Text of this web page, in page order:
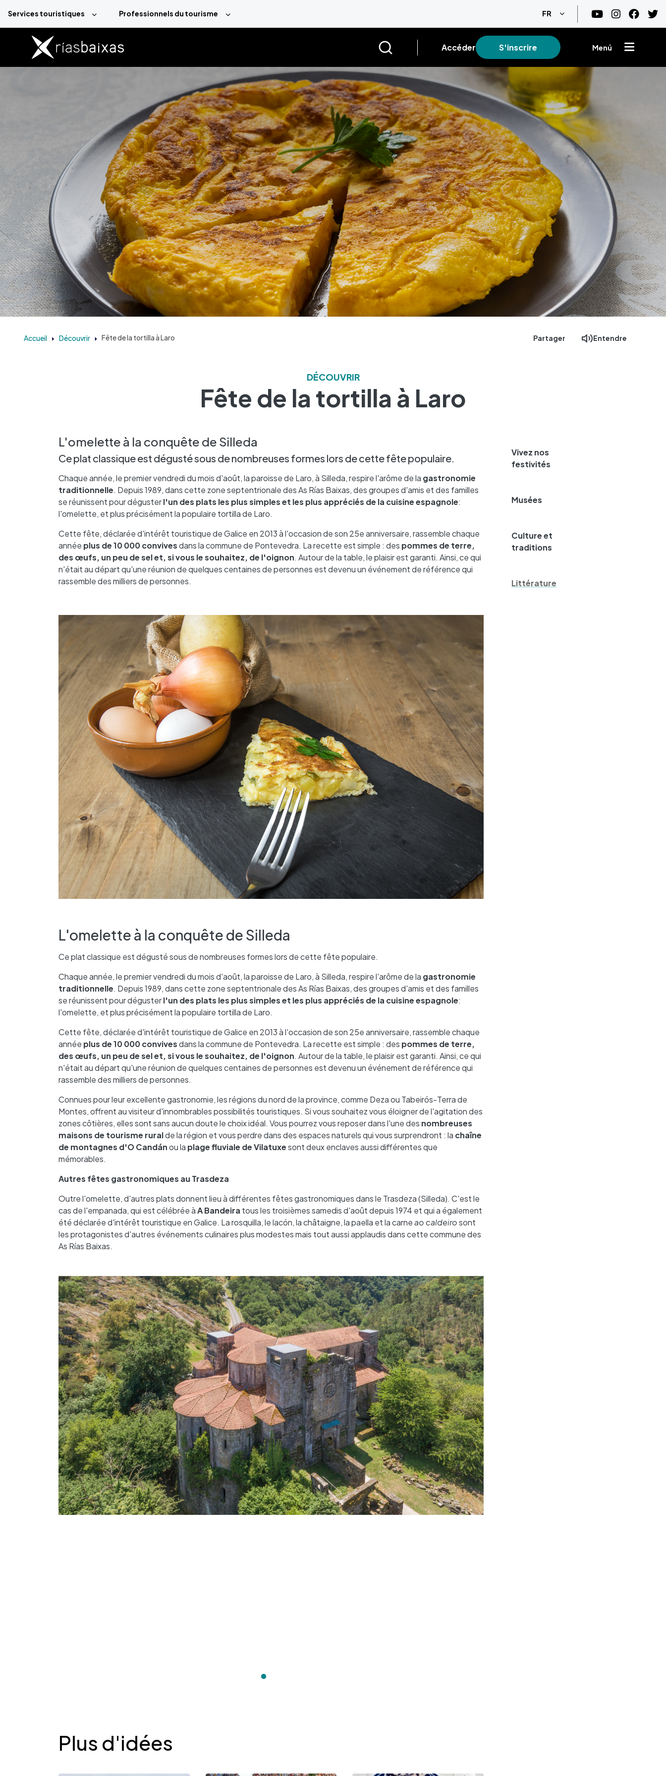
Services touristiques Professionnels du tourisme FR Lister les actions
Accéder S'inscrire Menú
Accueil Découvrir Fête de la tortilla à Laro Partager Entendre
DÉCOUVRIR
Fête de la tortilla à Laro
L'omelette à la conquête de Silleda
Ce plat classique est dégusté sous de nombreuses formes lors de cette fête populaire.
Chaque année, le premier vendredi du mois d'août, la paroisse de Laro, à Silleda, respire l'arôme de la gastronomie
traditionnelle. Depuis 1989, dans cette zone septentrionale des As Rías Baixas, des groupes d'amis et des familles
se réunissent pour dégusterl'un des plats les plus simples et les plus appréciés de la cuisine espagnole:
l'omelette, et plus précisément la populaire tortilla de Laro.
Cette fête, déclarée d'intérêt touristique de Galice en 2013 à l'occasion de son 25e anniversaire, rassemble chaque
année plus de 10 000 convivesdans la commune de Pontevedra. La recette est simple : des pommes de terre,
des œufs, un peu de sel et, si vous le souhaitez, de l'oignon. Autour de la table, le plaisir est garanti. Ainsi, ce qui
n'était au départ qu'une réunion de quelques centaines de personnes est devenu un événement de référence qui
rassemble des milliers de personnes.
L'omelette à la conquête de Silleda
Ce plat classique est dégusté sous de nombreuses formes lors de cette fête populaire.
Chaque année, le premier vendredi du mois d'août, la paroisse de Laro, à Silleda, respire l'arôme de la gastronomie
traditionnelle. Depuis 1989, dans cette zone septentrionale des As Rías Baixas, des groupes d'amis et des familles
se réunissent pour dégusterl'un des plats les plus simples et les plus appréciés de la cuisine espagnole:
l'omelette, et plus précisément la populaire tortilla de Laro.
Cette fête, déclarée d'intérêt touristique de Galice en 2013 à l'occasion de son 25e anniversaire, rassemble chaque
année plus de 10 000 convivesdans la commune de Pontevedra. La recette est simple : des pommes de terre,
des œufs, un peu de sel et, si vous le souhaitez, de l'oignon. Autour de la table, le plaisir est garanti. Ainsi, ce qui
n'était au départ qu'une réunion de quelques centaines de personnes est devenu un événement de référence qui
rassemble des milliers de personnes.
Connues pour leur excellente gastronomie, les régions du nord de la province, comme Deza ou Tabeirós-Terra de
Montes, offrent au visiteur d'innombrables possibilités touristiques. Si vous souhaitez vous éloigner de l'agitation des
zones côtières, elles sont sans aucun doute le choix idéal. Vous pourrez vous reposer dans l'une des nombreuses
maisons de tourisme ruralde la région et vous perdre dans des espaces naturels qui vous surprendront : la chaîne
de montagnes d'O Candánou la plage fluviale de Vilatuxesont deux enclaves aussi différentes que
mémorables.
Autres fêtes gastronomiques au Trasdeza
Outre l'omelette, d'autres plats donnent lieu à différentes fêtes gastronomiques dans le Trasdeza (Silleda). C'est le
cas de l'empanada, qui est célébrée àA Bandeira tous les troisièmes samedis d'août depuis 1974 et qui a également
été déclarée d'intérêt touristique en Galice. La rosquilla, le lacón, la châtaigne, la paella et la carneao caldeirosont
les protagonistes d'autres événements culinaires plus modestes mais tout aussi applaudis dans cette commune des
As Rías Baixas.
Plus d'idées
Vivez nos
festivités
Musées
Culture et
traditions
Littérature